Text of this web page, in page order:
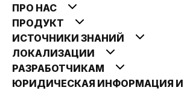
ПРО НАС
ПРОДУКТ
ИСТОЧНИКИ ЗНАНИЙ
ЛОКАЛИЗАЦИИ
РАЗРАБОТЧИКАМ
ЮРИДИЧЕСКАЯ ИНФОРМАЦИЯ